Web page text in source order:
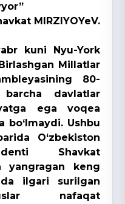
MIRZIYOYeV.
kuni Nyu-York
Millatlar
80-
davlatlar
ega voqea
bo‘lmaydi. Ushbu
O‘zbekiston
Shavkat
yangragan keng
ilgari surilgan
nafaqat